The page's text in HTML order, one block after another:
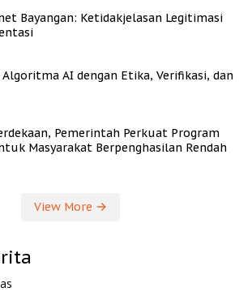
Bayangan: Ketidakjelasan Legitimasi
Algoritma AI dengan Etika, Verifikasi, dan
Pemerintah Perkuat Program
Masyarakat Berpenghasilan Rendah
View More